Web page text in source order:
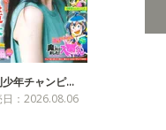
少年チャンピ…
日：2026.08.06